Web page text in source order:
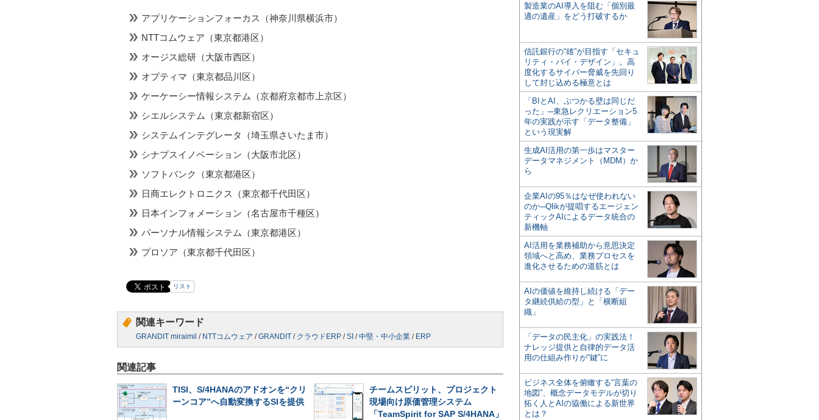
アプリケーションフォーカス（神奈川県横浜市）
NTTコムウェア（東京都港区）
オージス総研（大阪市西区）
オプティマ（東京都品川区）
ケーケーシー情報システム（京都府京都市上京区）
シエルシステム（東京都新宿区）
システムインテグレータ（埼玉県さいたま市）
シナプスイノベーション（大阪市北区）
ソフトバンク（東京都港区）
日商エレクトロニクス（東京都千代田区）
日本インフォメーション（名古屋市千種区）
パーソナル情報システム（東京都港区）
プロソア（東京都千代田区）
リスト
関連キーワード
GRANDIT miraimil / NTTコムウェア /GRANDIT / クラウドERP /SI /中堅・中小企業 / ERP
関連記事
TISI、S/4HANAのアドオンを“クリ
ーンコア”へ自動変換するSIを提供
チームスピリット、プロジェクト
現場向け原価管理システム
「TeamSpirit for SAP S/4HANA」
製造業のAI導入を阻む「個別最
適の遺産」をどう打破するか
信託銀行の“雄”が目指す「セキュ
リティ・バイ・デザイン」。高
度化するサイバー脅威を先回り
して封じ込める極意とは
「BIとAI、ぶつかる壁は同じだ
った」─東急レクリエーション5
年の実践が示す「データ整備」
という現実解
生成AI活用の第一歩はマスター
データマネジメント（MDM）か
ら
企業AIの95％はなぜ使われない
のか─Qlikが提唱するエージェン
ティックAIによるデータ統合の
新機軸
AI活用を業務補助から意思決定
領域へと高め、業務プロセスを
進化させるための道筋とは
AIの価値を維持し続ける「デー
タ継続供給の型」と「横断組
織」
「データの民主化」の実践法！
ナレッジ提供と自律的データ活
用の仕組み作りが“鍵”に
ビジネス全体を俯瞰する“言葉の
地図”、概念データモデルが切り
拓く人とAIの協働による新世界
とは？